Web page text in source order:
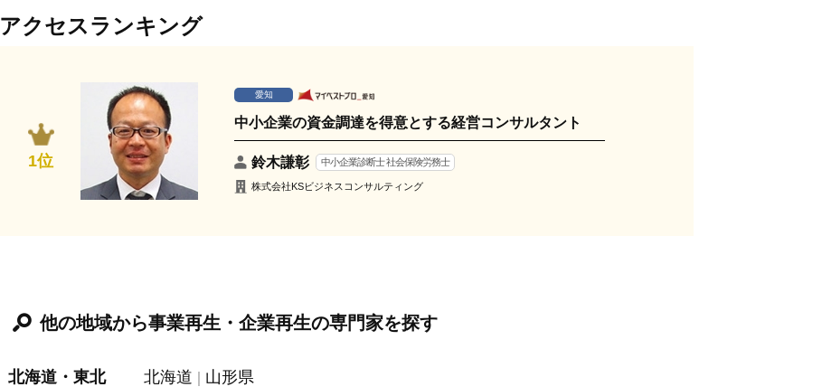
アクセスランキング
1位
愛知
中小企業の資金調達を得意とする経営コンサルタント
鈴木謙彰 中小企業診断士 社会保険労務士
株式会社KSビジネスコンサルティング
他の地域から事業再生・企業再生の専門家を探す
北海道・東北 北海道
山形県